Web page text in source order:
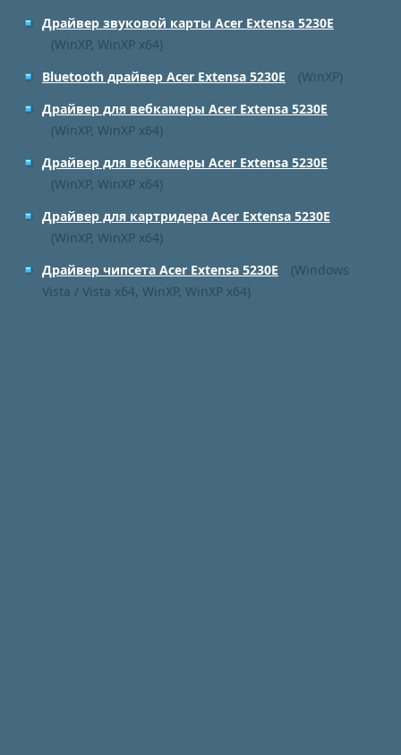
Драйвер звуковой карты Acer Extensa 5230E
(WinXP, WinXP x64)
Bluetooth драйвер Acer Extensa 5230E
(WinXP)
Драйвер для вебкамеры Acer Extensa 5230E
(WinXP, WinXP x64)
Драйвер для вебкамеры Acer Extensa 5230E
(WinXP, WinXP x64)
Драйвер для картридера Acer Extensa 5230E
(WinXP, WinXP x64)
Драйвер чипсета Acer Extensa 5230E
(Windows
Vista / Vista x64, WinXP, WinXP x64)